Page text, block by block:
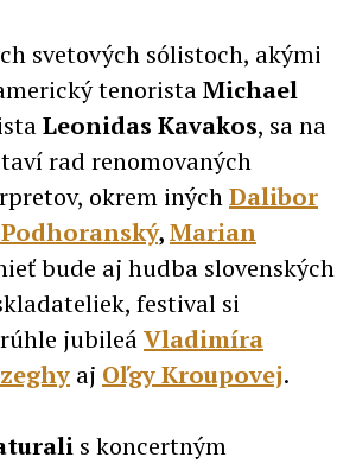
svetových sólistoch, akými
tenoristaMichael
Leonidas Kavakos, sa na
rad renomovaných
okrem inýchDalibor
,Marian
bude aj hudba slovenských
festival si
jubileáVladimíra
aj Oľgy Kroupovej.
s koncertným